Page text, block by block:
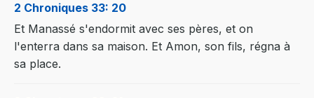
2 Chroniques 33: 20
Et Manassé s'endormit avec ses pères, et on
l'enterra dans sa maison. Et Amon, son fils, régna à
sa place.